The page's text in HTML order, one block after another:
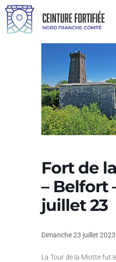
Fort de
– Belfort
juillet 23
Dimanche 23 juillet
La Tour de la Miotte fut